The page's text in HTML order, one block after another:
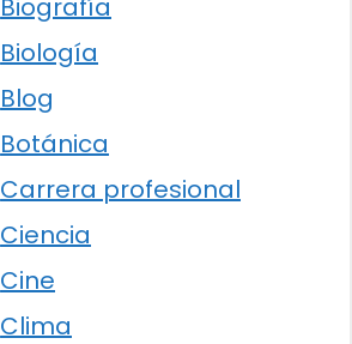
Biografía
Biología
Blog
Botánica
Carrera profesional
Ciencia
Cine
Clima